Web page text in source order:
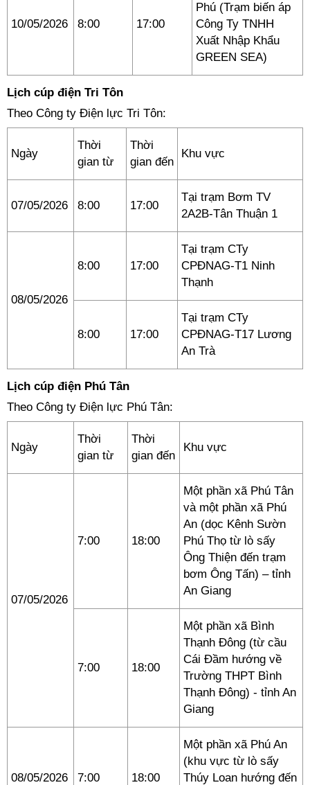
10/05/2026 8:00 17:00
Phú (Trạm biến áp
Công Ty TNHH
Xuất Nhập Khẩu
GREEN SEA)
Lịch cúp điện Tri Tôn
Theo Công ty Điện lực Tri Tôn:
Ngày
Thời
gian từ
Thời
gian đến
Khu vực
07/05/2026 8:00 17:00
Tại trạm Bơm TV
2A2B-Tân Thuận 1
08/05/2026
8:00 17:00
Tại trạm CTy
CPĐNAG-T1 Ninh
Thạnh
8:00 17:00
Tại trạm CTy
CPĐNAG-T17 Lương
An Trà
Lịch cúp điện Phú Tân
Theo Công ty Điện lực Phú Tân:
Ngày
Thời
gian từ
Thời
gian đến
Khu vực
07/05/2026
7:00 18:00
Một phần xã Phú Tân
và một phần xã Phú
An (dọc Kênh Sườn
Phú Thọ từ lò sấy
Ông Thiện đến trạm
bơm Ông Tấn) – tỉnh
An Giang
7:00 18:00
Một phần xã Bình
Thạnh Đông (từ cầu
Cái Đầm hướng về
Trường THPT Bình
Thạnh Đông) - tỉnh An
Giang
08/05/2026 7:00 18:00
Một phần xã Phú An
(khu vực từ lò sấy
Thúy Loan hướng đến